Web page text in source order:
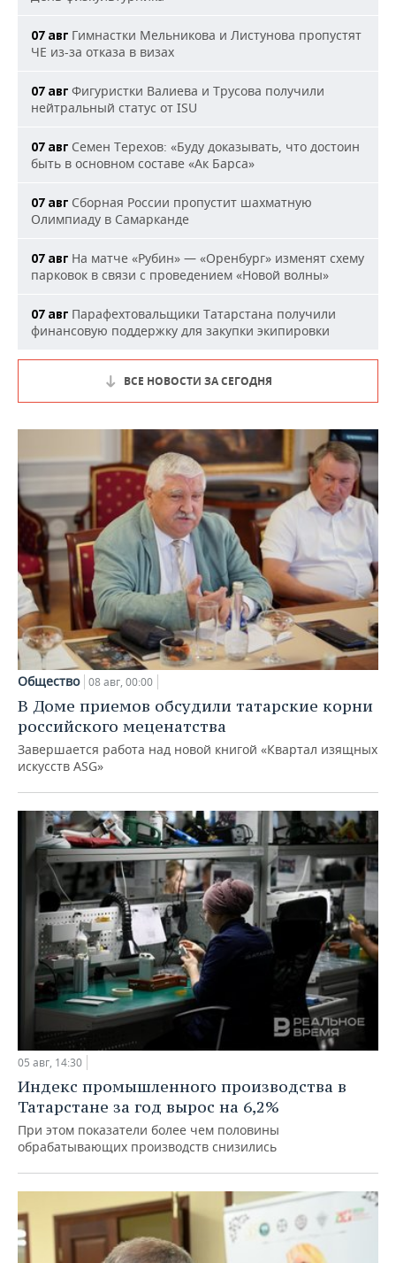
07 авг Гимнастки Мельникова и Листунова пропустят
ЧЕ из-за отказа в визах
07 авг Фигуристки Валиева и Трусова получили
нейтральный статус от ISU
07 авг Семен Терехов: «Буду доказывать, что достоин
быть в основном составе «Ак Барса»
07 авг Сборная России пропустит шахматную
Олимпиаду в Самарканде
07 авг На матче «Рубин» — «Оренбург» изменят схему
парковок в связи с проведением «Новой волны»
07 авг Парафехтовальщики Татарстана получили
финансовую поддержку для закупки экипировки
ВСЕ НОВОСТИ ЗА СЕГОДНЯ
Общество 08 авг, 00:00
В Доме приемов обсудили татарские корни
российского меценатства
Завершается работа над новой книгой «Квартал изящных
искусств ASG»
05 авг, 14:30
Индекс промышленного производства в
Татарстане за год вырос на 6,2%
При этом показатели более чем половины
обрабатывающих производств снизились